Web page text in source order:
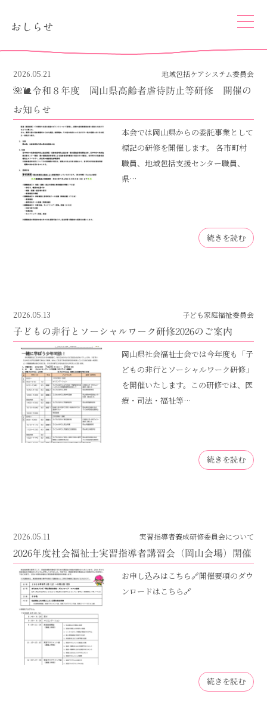
おしらせ
2026.05.21 地域包括ケアシステム委員会
🌺🐌令和８年度 岡山県高齢者虐待防止等研修 開催の
お知らせ
本会では岡山県からの委託事業として
標記の研修を開催します。 各市町村
職員、地域包括支援センター職員、
県…
続きを読む
2026.05.13 子ども家庭福祉委員会
子どもの非行とソーシャルワーク研修2026のご案内
岡山県社会福祉士会では今年度も「子
どもの非行とソーシャルワーク研修」
を開催いたします。この研修では、医
療・司法・福祉等…
続きを読む
2026.05.11 実習指導者養成研修委員会について
2026年度社会福祉士実習指導者講習会（岡山会場）開催
お申し込みはこちら🔗開催要項のダウ
ンロードはこちら🔗
続きを読む